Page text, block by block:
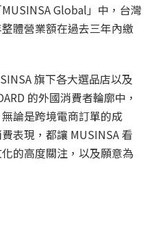
Global」中，台灣
體營業額在過去三年內繳
旗下各大選品店以及
的外國消費者輪廓中，
論是跨境電商訂單的成
表現，都讓 MUSINSA 看
的高度關注，以及願意為